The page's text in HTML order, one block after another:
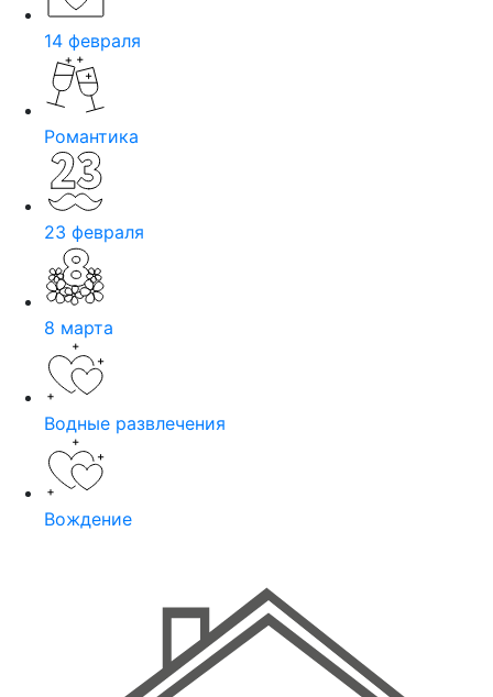
14 февраля
Романтика
23 февраля
8 марта
Водные развлечения
Вождение